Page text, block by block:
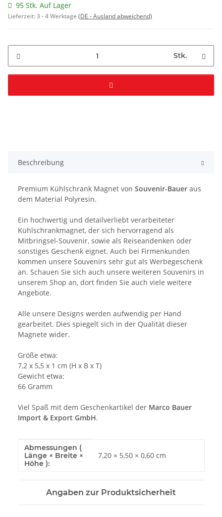
95 Stk. Auf Lager
Lieferzeit:3 - 4 Werktage (DE - Ausland abweichend)
Stk.
Beschreibung
Premium Kühlschrank Magnet von Souvenir-Bauer aus
dem Material Polyresin.
Ein hochwertig und detailverliebt verarbeiteter
Kühlschrankmagnet, der sich hervorragend als
Mitbringsel-Souvenir, sowie als Reiseandenken oder
sonstiges Geschenk eignet. Auch bei Firmenkunden
kommen unsere Souvenirs sehr gut als Werbegeschenk
an. Schauen Sie sich auch unsere weiteren Souvenirs in
unserem Shop an, dort finden Sie auch viele weitere
Angebote.
Alle unsere Designs werden aufwendig per Hand
gearbeitet. Dies spiegelt sich in der Qualität dieser
Magnete wider.
Größe etwa:
7,2 x 5,5 x 1 cm (H x B x T)
Gewicht etwa:
66 Gramm
Viel Spaß mit dem Geschenkartikel der Marco Bauer
Import & Export GmbH.
Produkteigenschaft
Wert
Abmessungen (
Länge × Breite ×
Höhe ):
7,20 × 5,50 × 0,60 cm
Angaben zur Produktsicherheit